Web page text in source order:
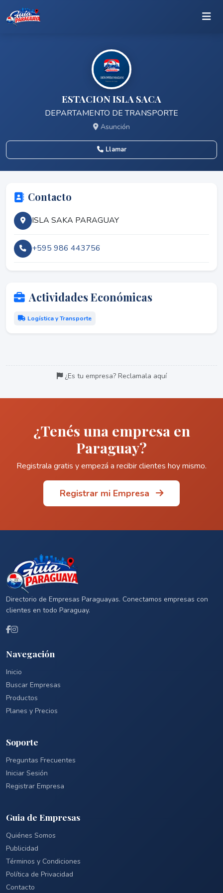
ESTACION ISLA SACA
DEPARTAMENTO DE TRANSPORTE
Asunción
Llamar
Contacto
ISLA SAKA PARAGUAY
+595 986 443756
Actividades Económicas
Logística y Transporte
¿Es tu empresa? Reclamala aquí
¿Tenés una empresa en
Paraguay?
Registrala gratis y empezá a recibir clientes hoy mismo.
Registrar mi Empresa
Directorio de Empresas Paraguayas. Conectamos empresas con
clientes en todo Paraguay.
Navegación
Inicio
Buscar Empresas
Productos
Planes y Precios
Soporte
Preguntas Frecuentes
Iniciar Sesión
Registrar Empresa
Guia de Empresas
Quiénes Somos
Publicidad
Términos y Condiciones
Política de Privacidad
Contacto